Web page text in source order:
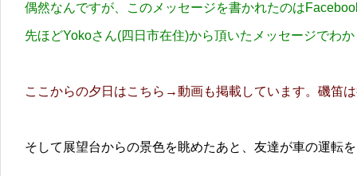
偶然なんですが、このメッセージを書かれたのは
先ほどYokoさん(四日市在住)から頂いたメッセージでわ
ここからの夕日はこちら→動画も掲載しています。磯笛
そして展望台からの景色を眺めたあと、友達が車の運転